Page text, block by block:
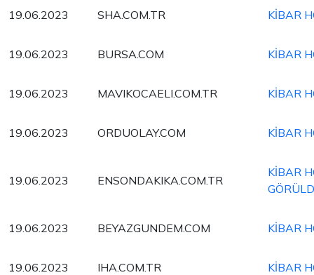
19.06.2023 SHA.COM.TR KİBAR
19.06.2023 BURSA.COM KİBAR
19.06.2023 MAVIKOCAELI.COM.TR KİBAR
19.06.2023 ORDUOLAY.COM KİBAR
19.06.2023 ENSONDAKIKA.COM.TR
KİBAR
19.06.2023 BEYAZGUNDEM.COM KİBAR
19.06.2023 IHA.COM.TR KİBAR